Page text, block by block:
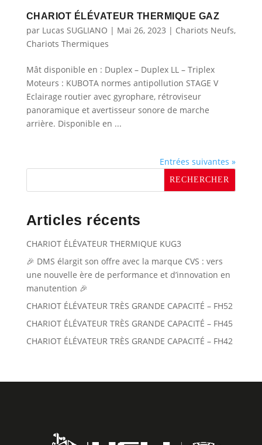
CHARIOT ÉLÉVATEUR THERMIQUE GAZ
par Lucas SUGLIANO | Mai 26, 2023 | Chariots Neufs,
Chariots Thermiques
Mât disponible en : Duplex – Duplex LL – Triplex
Moteurs : KUBOTA normes antipollution STAGE V
Eclairage routier avec gyrophare, rétroviseur
panoramique et avertisseur sonore de marche
arrière. Disponible en ...
Entrées suivantes »
RECHERCHER
Articles récents
CHARIOT ÉLÉVATEUR THERMIQUE KUG3
🎉 DMS élargit son offre avec la marque CVS : vers
une nouvelle ère de performance et d’innovation en
manutention 🎉
CHARIOT ÉLÉVATEUR TRÈS GRANDE CAPACITÉ – FH52
CHARIOT ÉLÉVATEUR TRÈS GRANDE CAPACITÉ – FH45
CHARIOT ÉLÉVATEUR TRÈS GRANDE CAPACITÉ – FH42